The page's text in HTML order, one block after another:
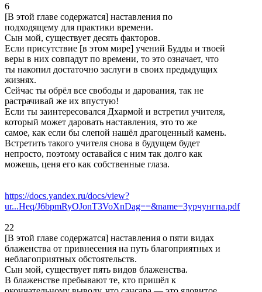
6
[В этой главе содержатся] наставления по
подходящему для практики времени.
Сын мой, существует десять факторов.
Если присутствие [в этом мире] учений Будды и твоей
веры в них совпадут по времени, то это означает, что
ты накопил достаточно заслуги в своих предыдущих
жизнях.
Сейчас ты обрёл все свободы и дарования, так не
растрачивай же их впустую!
Если ты заинтересовался Дхармой и встретил учителя,
который может даровать наставления, это то же
самое, как если бы слепой нашёл драгоценный камень.
Встретить такого учителя снова в будущем будет
непросто, поэтому оставайся с ним так долго как
можешь, ценя его как собственные глаза.
https://docs.yandex.ru/docs/view?
ur...Heq/J6bpmRyOJonT3VoXnDag==&name=Зурчунгпа.pdf
22
[В этой главе содержатся] наставления о пяти видах
блаженства от привнесения на путь благоприятных и
неблагоприятных обстоятельств.
Сын мой, существует пять видов блаженства.
В блаженстве пребывают те, кто пришёл к